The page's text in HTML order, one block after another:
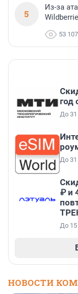
5
Из-за
53 107
год
До 31
До 31
₽ и
До 15
НОВОСТИ